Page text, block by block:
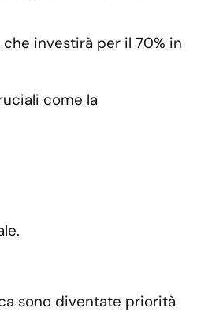
che investirà per il 70% in
come la
sono diventate priorità